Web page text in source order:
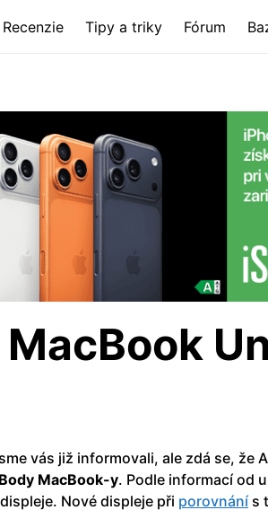
Recenzie Tipy a triky Fórum
vás již informovali, ale zdá se, že
MacBook-y. Podle informací od
Nové displeje při porovnánís